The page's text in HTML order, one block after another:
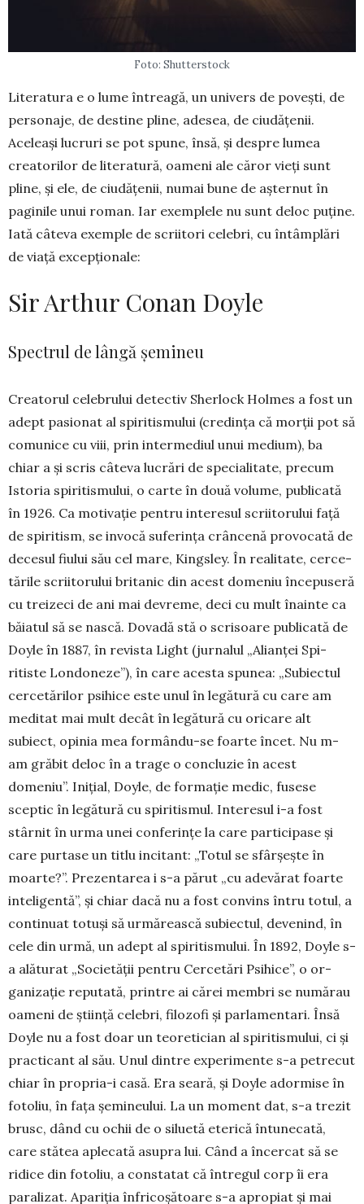
Foto: Shutterstock
Literatura e o lume întreagă, un univers de povești, de
personaje, de destine pline, adesea, de ciudățenii.
Aceleași lucruri se pot spune, însă, și despre lumea
creatorilor de lite­ratură, oameni ale căror vieți sunt
pline, și ele, de ciudățenii, numai bune de așternut în
paginile unui roman. Iar exemplele nu sunt deloc puține.
Iată câteva exemple de scriitori celebri, cu întâm­plări
de viață excepționale:
Sir Arthur Conan Doyle
Spectrul de lângă șemineu
Creatorul celebrului detec­tiv Sherlock Holmes a fost un
adept pasionat al spiritismului (credința că morții pot să
co­munice cu viii, prin inter­me­diul unui medium), ba
chiar a și scris câteva lucrări de specialitate, pre­cum
Istoria spiritismului, o carte în două volume, publicată
în 1926. Ca mo­tivație pentru interesul scriitorului față
de spiritism, se invocă suferința crâncenă provocată de
decesul fiului său cel mare, Kingsley. În realitate, cerce­
tările scriitorului bri­tanic din acest domeniu înce­puseră
cu treizeci de ani mai devreme, deci cu mult înainte ca
băiatul să se nască. Dovadă stă o scri­soare publicată de
Doyle în 1887, în revista Light (jurnalul „Alianței Spi­
ritiste Londoneze”), în care acesta spunea: „Su­biec­tul
cercetărilor psihice este unul în legătură cu care am
meditat mai mult decât în legătură cu oricare alt
subiect, opinia mea formându-se foarte încet. Nu m-
am grăbit deloc în a trage o concluzie în acest
domeniu”. Inițial, Doyle, de formație me­dic, fusese
sceptic în legătură cu spiritismul. In­te­­re­sul i-a fost
stâr­nit în urma unei con­ferințe la care par­ti­cipase și
care pur­tase un titlu in­ci­tant: „Totul se sfâr­șește în
moar­te?”. Pre­zen­tarea i s-a pă­rut „cu ade­vărat foar­­te
in­teligentă”, și chiar dacă nu a fost con­vins întru totul, a
con­­tinuat to­tuși să ur­mă­reas­că su­biec­tul, deve­nind, în
ce­le din urmă, un a­dept al spi­ritis­mu­lui. În 1892, Doyle s-
a ală­turat „Socie­tății pen­tru Cerce­tări Psihice”, o or­
ganizație reputată, prin­tre ai cărei membri se numă­rau
oa­meni de ști­ință celebri, filo­zofi și parla­mentari. Însă
Doyle nu a fost doar un teoretician al spiritismului, ci și
prac­ticant al său. Unul dintre experimente s-a petrecut
chiar în pro­pria-i casă. Era seară, și Doyle adormise în
fotoliu, în fața șemi­neului. La un moment dat, s-a trezit
brusc, dând cu ochii de o siluetă eterică în­tunecată,
care stătea aplecată asupra lui. Când a în­cercat să se
ridice din fotoliu, a constatat că în­tregul corp îi era
paralizat. Apariția înfricoșătoare s-a apro­piat și mai